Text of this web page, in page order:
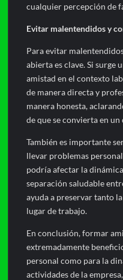
cualquier percepción de
Evitar malentendidos y
Para evitar
abierta es clave. Si surge
amistad en el contexto
de manera directa y
manera honesta,
de que se convierta en
También es importante
llevar problemas
podría afectar la
separación saludable
ayuda a preservar tanto
lugar de trabajo.
En conclusión, formar
extremadamente
personal como para la
actividades de la